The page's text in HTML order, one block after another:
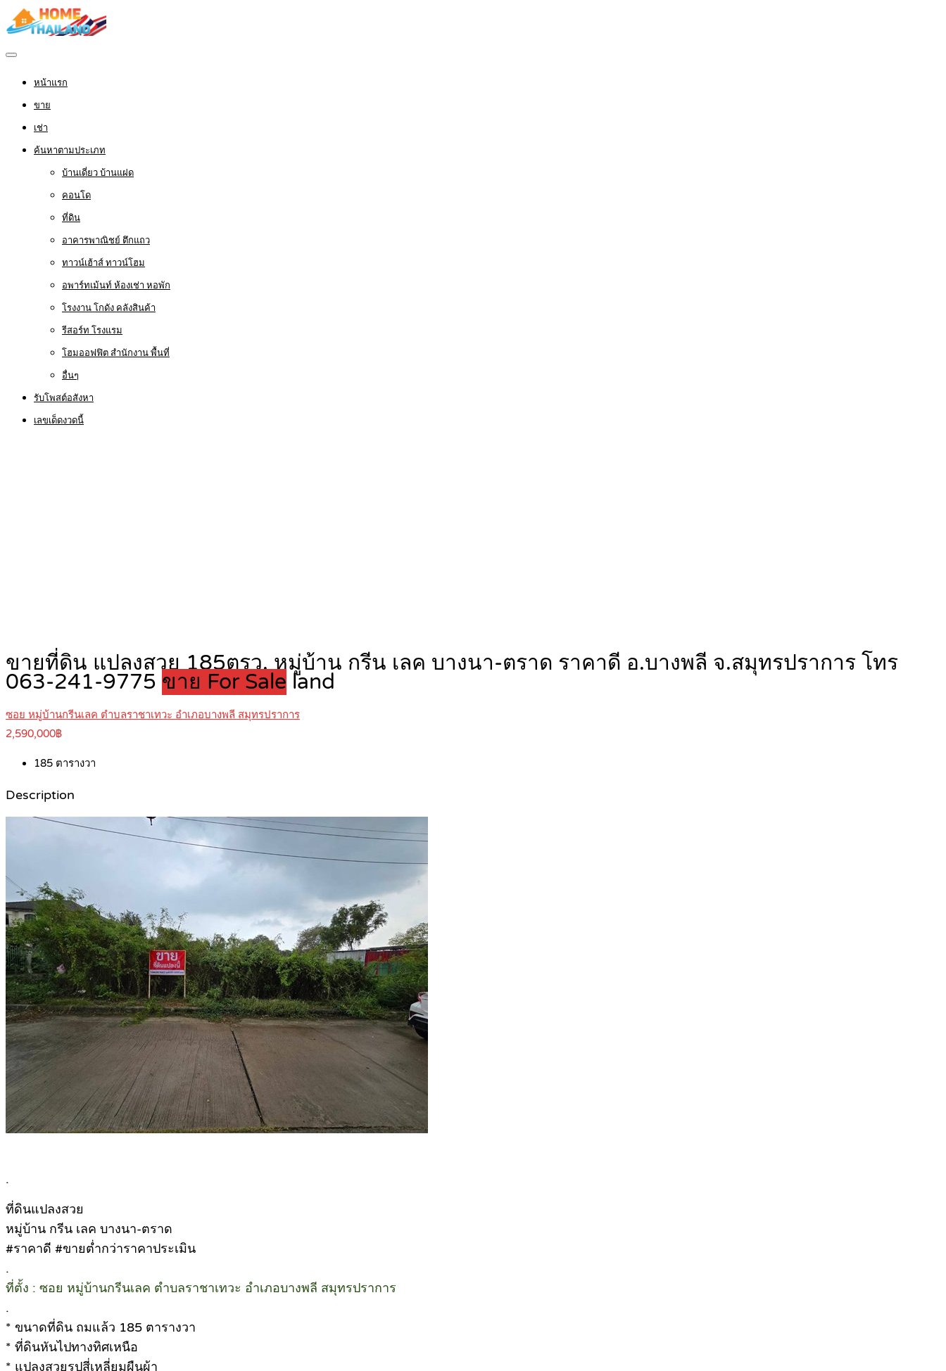
หน้าแรก
ขาย
เช่า
ค้นหาตามประเภท
บ้านเดี่ยว บ้านแฝด
คอนโด
ที่ดิน
อาคารพาณิชย์ ตึกแถว
ทาวน์เฮ้าส์ ทาวน์โฮม
อพาร์ทเม้นท์ ห้องเช่า หอพัก
โรงงาน โกดัง คลังสินค้า
รีสอร์ท โรงแรม
โฮมออฟฟิต สำนักงาน พื้นที่
อื่นๆ
รับโพสต์อสังหา
เลขเด็ดงวดนี้
ขายที่ดิน แปลงสวย 185ตรว. หมู่บ้าน กรีน เลค บางนา-ตราด ราคาดี อ.บางพลี จ.สมุทรปราการ โทร
063-241-9775 ขาย For Sale land
ซอย หมู่บ้านกรีนเลค ตำบลราชาเทวะ อำเภอบางพลี สมุทรปราการ
2,590,000฿
185 ตารางวา
Description
.
ที่ดินแปลงสวย
หมู่บ้าน กรีน เลค บางนา-ตราด
#ราคาดี #ขายต่ำกว่าราคาประเมิน
.
ที่ตั้ง : ซอย หมู่บ้านกรีนเลค ตำบลราชาเทวะ อำเภอบางพลี สมุทรปราการ
.
* ขนาดที่ดิน ถมแล้ว 185 ตารางวา
* ที่ดินหันไปทางทิศเหนือ
* แปลงสวยรูปสี่เหลี่ยมผืนผ้า